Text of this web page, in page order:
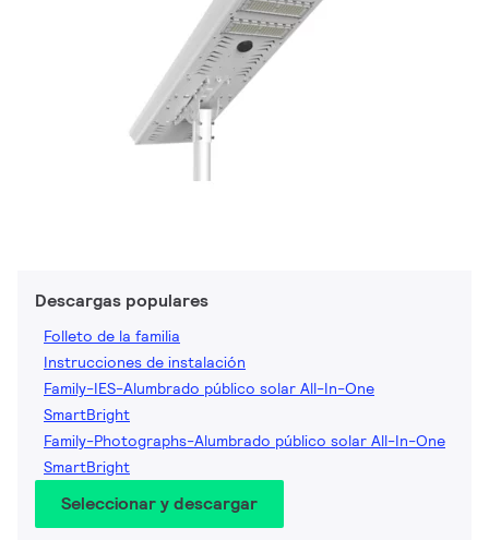
Descargas populares
Folleto de la familia
Instrucciones de instalación
Family-IES-Alumbrado público solar All-In-One
SmartBright
Family-Photographs-Alumbrado público solar All-In-One
SmartBright
Seleccionar y descargar